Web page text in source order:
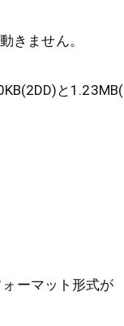
きません。
と
ーマット形式が